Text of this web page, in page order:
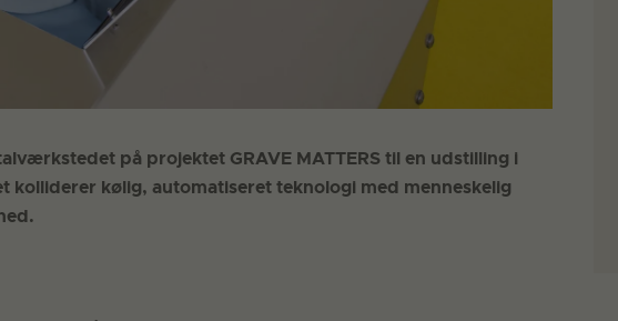
på projektet GRAVE MATTERS til en udstilling i
kolliderer kølig, automatiseret teknologi med menneskelig